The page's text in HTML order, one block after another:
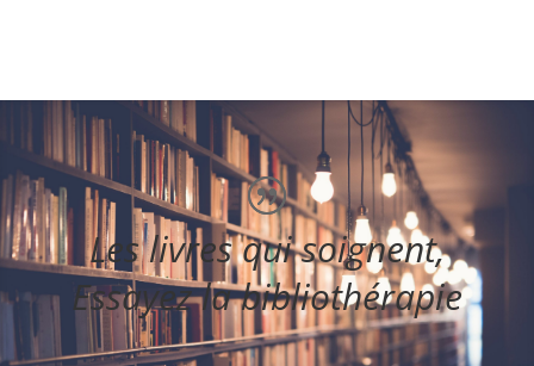
Les livres qui soignent,
Essayez la bibliothérapie